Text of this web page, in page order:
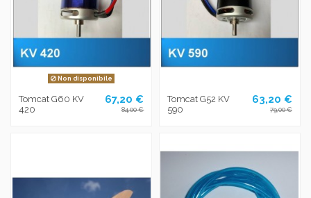
Non disponibile
Tomcat G60 KV
420
67,20 €
84,00 €
Tomcat G52 KV
590
63,20 €
79,00 €